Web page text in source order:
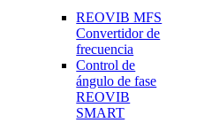
REOVIB MFS
Convertidor de
frecuencia
Control de
ángulo de fase
REOVIB
SMART